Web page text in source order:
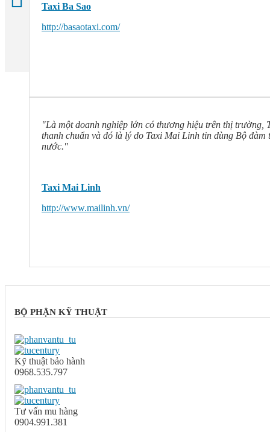
Taxi Ba Sao
http://basaotaxi.com/
"Là một doanh nghiệp lớn có thương hiệu trên thị trường,
thanh chuẩn và đó là lý do Taxi Mai Linh tin dùng Bộ
nước."
Taxi Mai Linh
http://www.mailinh.vn/
BỘ PHẬN KỸ THUẬT
Kỹ thuật bảo hành
0968.535.797
Tư vấn mu hàng
0904.991.381